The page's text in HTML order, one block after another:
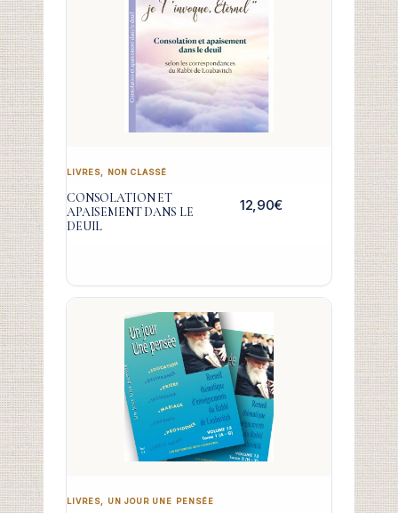
LIVRES, NON CLASSÉ
CONSOLATION ET
APAISEMENT DANS LE
DEUIL
12,90€
LIVRES, UN JOUR UNE PENSÉE